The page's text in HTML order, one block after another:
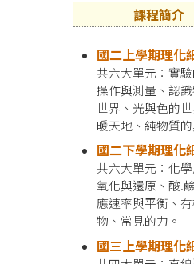
課程簡介
國二上學期理化
共六大單元：實
操作與測量、認
世界、光與色的
暖天地、純物質
國二下學期理化
共六大單元：化
氧化與還原、酸.
應速率與平衡、
物、常見的力。
國三上學期理化